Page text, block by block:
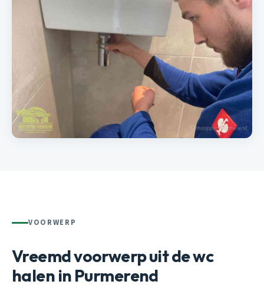
VOORWERP
Vreemd voorwerp uit de wc
halen in Purmerend